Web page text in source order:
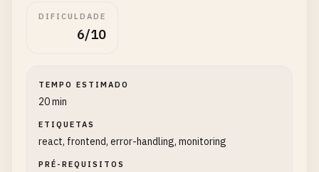
DIFICULDADE
6/10
TEMPO ESTIMADO
20 min
ETIQUETAS
react, frontend, error-handling, monitoring
PRÉ-REQUISITOS